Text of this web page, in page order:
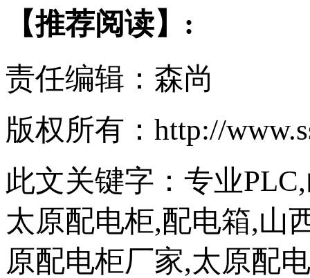
【推荐阅读】:
责任编辑：森尚
版权所有：http://
此文关键字： 专业
太原配电柜,配电箱,山
原配电柜厂家,太原配